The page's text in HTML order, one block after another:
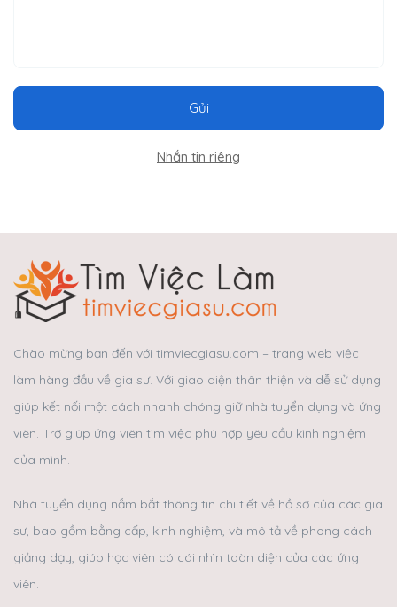
Gửi
Nhắn tin riêng
Chào mừng bạn đến với timviecgiasu.com – trang web việc
làm hàng đầu về gia sư. Với giao diện thân thiện và dễ sử dụng
giúp kết nối một cách nhanh chóng giữ nhà tuyển dụng và ứng
viên. Trợ giúp ứng viên tìm việc phù hợp yêu cầu kình nghiệm
của mình.
Nhà tuyển dụng nắm bắt thông tin chi tiết về hồ sơ của các gia
sư, bao gồm bằng cấp, kinh nghiệm, và mô tả về phong cách
giảng dạy, giúp học viên có cái nhìn toàn diện của các ứng
viên.